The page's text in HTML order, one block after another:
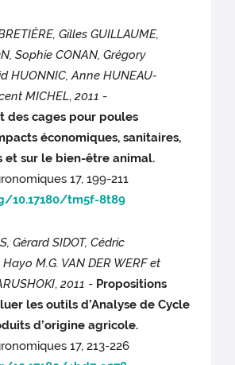
Gilles GUILLAUME,
Sophie CONAN, Grégory
HUONNIC, Anne HUNEAU-
MICHEL,2011 -
des cages pour poules
économiques, sanitaires,
et sur le bien-être animal.
17, 199-211
10.17180/tm5f-8t89
Gérard SIDOT, Cédric
Hayo M.G. VAN DER WERF et
,2011 - Propositions
les outils d’Analyse de Cycle
d’origine agricole.
17, 213-226